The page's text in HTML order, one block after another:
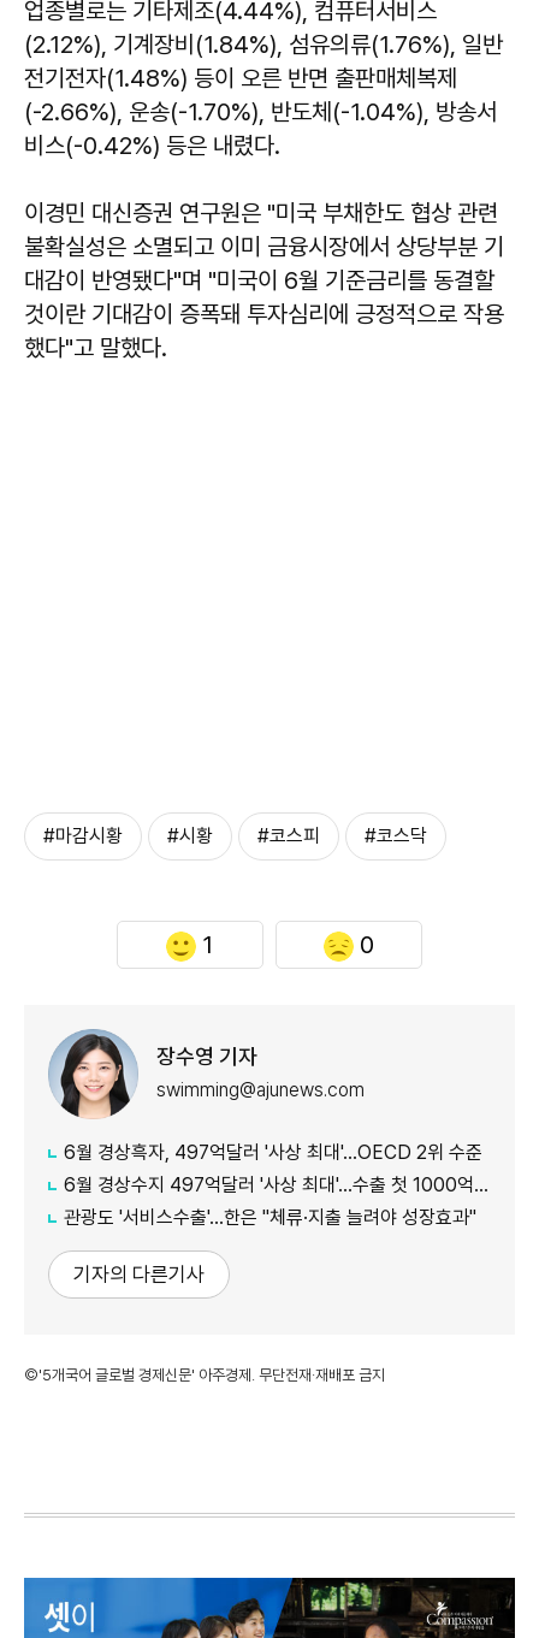
업종별로는 기타제조(4.44%), 컴퓨터서비스
(2.12%), 기계장비(1.84%), 섬유의류(1.76%), 일반
전기전자(1.48%) 등이 오른 반면 출판매체복제
(-2.66%), 운송(-1.70%), 반도체(-1.04%), 방송서
비스(-0.42%) 등은 내렸다.
이경민 대신증권 연구원은 "미국 부채한도 협상 관련
불확실성은 소멸되고 이미 금융시장에서 상당부분 기
대감이 반영됐다"며 "미국이 6월 기준금리를 동결할
것이란 기대감이 증폭돼 투자심리에 긍정적으로 작용
했다"고 말했다.
#마감시황 #시황 #코스피 #코스닥
1 0
장수영 기자
swimming@ajunews.com
6월 경상흑자, 497억달러 '사상 최대'…OECD 2위 수준
6월 경상수지 497억달러 '사상 최대'…수출 첫 1000억달러 돌파
관광도 '서비스수출'…한은 "체류·지출 늘려야 성장효과"
기자의 다른기사
©'5개국어 글로벌 경제신문' 아주경제. 무단전재·재배포 금지